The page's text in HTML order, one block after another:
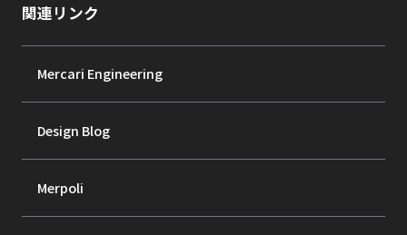
関連リンク
Mercari Engineering
Design Blog
Merpoli